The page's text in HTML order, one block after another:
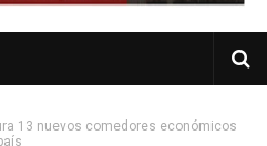
13 nuevos comedores económicos